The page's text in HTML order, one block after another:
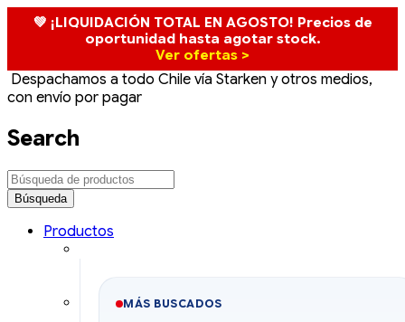
💚 ¡LIQUIDACIÓN TOTAL EN AGOSTO! Precios de
oportunidad hasta agotar stock.
Ver ofertas >
Despachamos a todo Chile vía Starken y otros medios,
con envío por pagar
Search
Productos
MÁS BUSCADOS